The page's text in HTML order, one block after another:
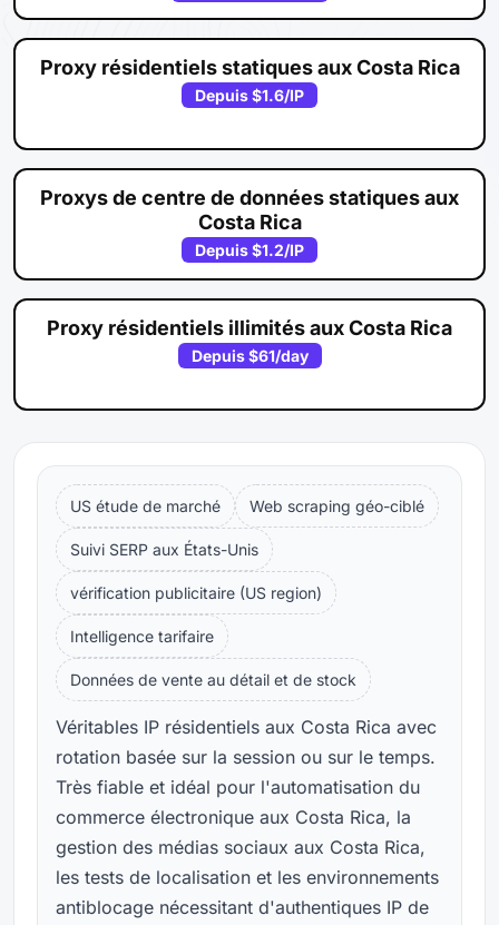
Proxy résidentiels statiques aux Costa Rica
Depuis$1.6/IP
Proxys de centre de données statiques aux
Costa Rica
Depuis$1.2/IP
Proxy résidentiels illimités aux Costa Rica
Depuis$61/day
US étude de marché Web scraping géo-ciblé
Suivi SERP aux États-Unis
vérification publicitaire (US region)
Intelligence tarifaire
Données de vente au détail et de stock
Véritables IP résidentiels aux Costa Rica avec
rotation basée sur la session ou sur le temps.
Très fiable et idéal pour l'automatisation du
commerce électronique aux Costa Rica, la
gestion des médias sociaux aux Costa Rica,
les tests de localisation et les environnements
antiblocage nécessitant d'authentiques IP de